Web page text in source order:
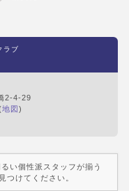
ラブ
2-4-29
地図 )
い個性派スタッフが揃う
つけてください。